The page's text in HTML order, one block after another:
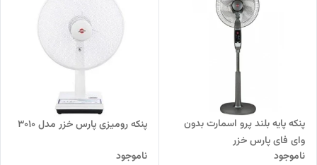
پنکه پایه بلند پرو اسمارت بدون
وای فای پارس خزر
ناموجود
پنکه رومیزی پارس خزر مدل 3010
ناموجود